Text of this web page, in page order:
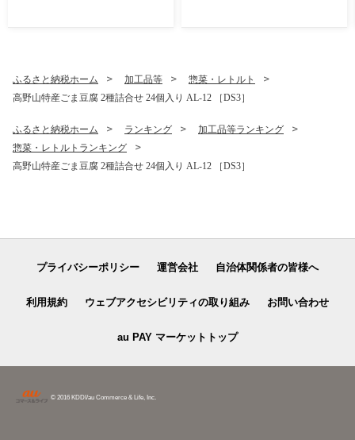
ふるさと納税ホーム 加工品等
惣菜・レトルト
高野山特産ごま豆腐 2種詰合せ 24個入り AL-12 ［DS3］
ふるさと納税ホーム ランキング
加工品等ランキング
惣菜・レトルトランキング
高野山特産ごま豆腐 2種詰合せ 24個入り AL-12 ［DS3］
プライバシーポリシー 運営会社 自治体関係者の皆様へ
利用規約 ウェブアクセシビリティの取り組み お問い合わせ
au PAY マーケットトップ
© 2016 KDDI/au Commerce & Life, Inc.